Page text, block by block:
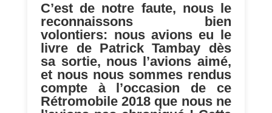
C’est de notre faute, nous le
reconnaissons bien
volontiers: nous avions eu le
livre de Patrick Tambay dès
sa sortie, nous l’avions aimé,
et nous nous sommes rendus
compte à l’occasion de ce
Rétromobile 2018 que nous ne